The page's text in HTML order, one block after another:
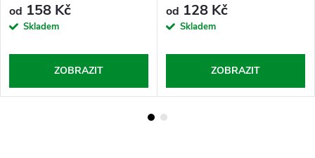
od 158 Kč
Skladem
ZOBRAZIT
od 128 Kč
Skladem
ZOBRAZIT